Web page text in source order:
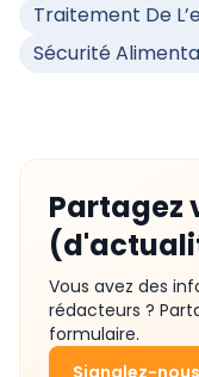
Traitement De
Sécurité
Partagez
Vous avez des
rédacteurs ?
formulaire.